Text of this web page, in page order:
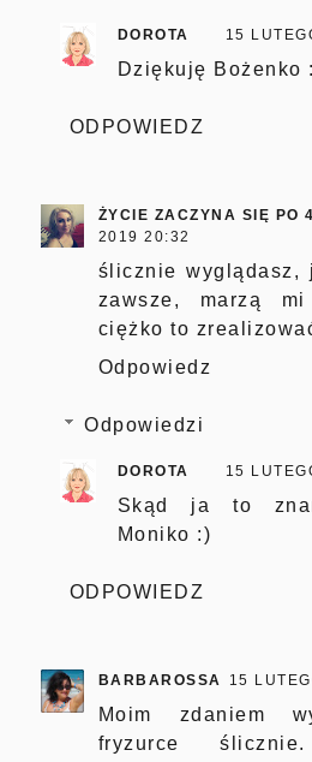
DOROTA 15
Dziękuję Bożenko
ODPOWIEDZ
ŻYCIE ZACZYNA SIĘ PO
2019 20:32
ślicznie wyglądasz,
zawsze, marzą
ciężko to
Odpowiedz
Odpowiedzi
DOROTA 15
Skąd ja to
Moniko :)
ODPOWIEDZ
BARBAROSSA 15
Moim zdaniem
fryzurce